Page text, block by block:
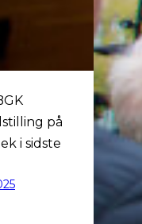
på
i sidste